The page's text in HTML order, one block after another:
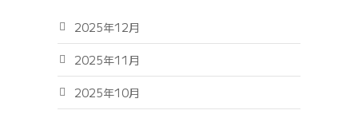
2025年12月
2025年11月
2025年10月